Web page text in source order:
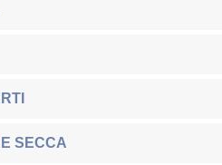
SECCA